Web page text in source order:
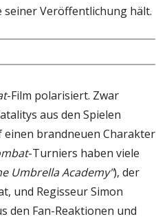
seiner Veröffentlichung hält.
-Film polarisiert. Zwar
aus den Spielen
einen brandneuen Charakter
-Turniers haben viele
Umbrella Academy"), der
und Regisseur Simon
den Fan-Reaktionen und